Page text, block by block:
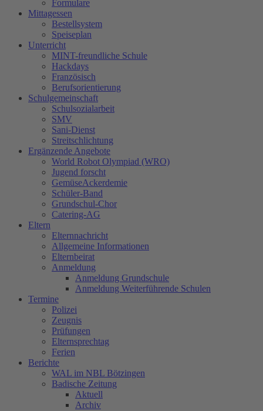
Formulare
Mittagessen
Bestellsystem
Speiseplan
Unterricht
MINT-freundliche Schule
Hackdays
Französisch
Berufsorientierung
Schulgemeinschaft
Schulsozialarbeit
SMV
Sani-Dienst
Streitschlichtung
Ergänzende Angebote
World Robot Olympiad (WRO)
Jugend forscht
GemüseAckerdemie
Schüler-Band
Grundschul-Chor
Catering-AG
Eltern
Elternnachricht
Allgemeine Informationen
Elternbeirat
Anmeldung
Anmeldung Grundschule
Anmeldung Weiterführende Schulen
Termine
Polizei
Zeugnis
Prüfungen
Elternsprechtag
Ferien
Berichte
WAL im NBL Bötzingen
Badische Zeitung
Aktuell
Archiv